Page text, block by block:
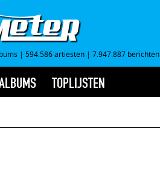
| 594.586 artiesten | 7.947.887 berichten
TOPLIJSTEN